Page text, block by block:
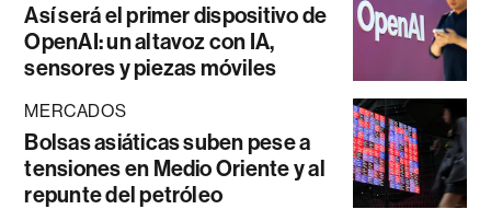
Así será el primer dispositivo de
OpenAI: un altavoz con IA,
sensores y piezas móviles
MERCADOS
Bolsas asiáticas suben pese a
tensiones en Medio Oriente y al
repunte del petróleo